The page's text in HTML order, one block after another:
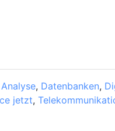
Analyse, Datenbanken,
jetzt,